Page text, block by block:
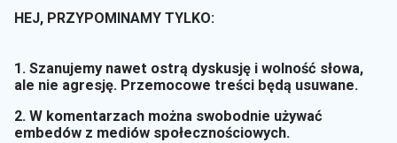
HEJ, PRZYPOMINAMY TYLKO:
1. Szanujemy nawet ostrą dyskusję i wolność słowa,
ale nie agresję. Przemocowe treści będą usuwane.
2. W komentarzach można swobodnie używać
embedów z mediów społecznościowych.